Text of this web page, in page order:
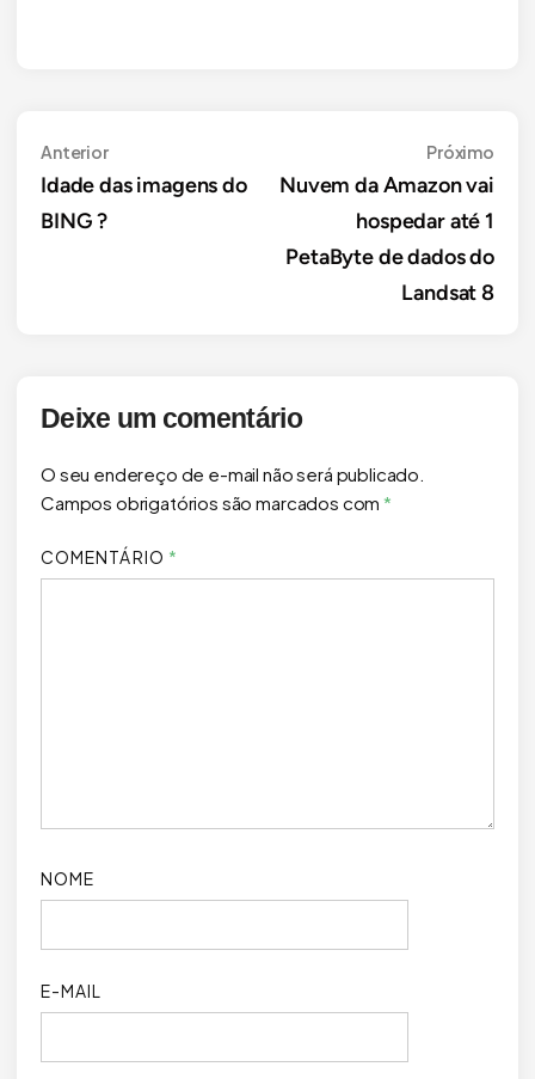
Navegação
de
Post
AnteriorAnterior
Idade das imagens do
BING ?
Próximo
Nuvem da Amazon vai
hospedar até 1
PetaByte de dados do
Landsat 8
Deixe um comentário
O seu endereço de e-mail não será publicado.
Campos obrigatórios são marcados com*
COMENTÁRIO *
NOME
E-MAIL